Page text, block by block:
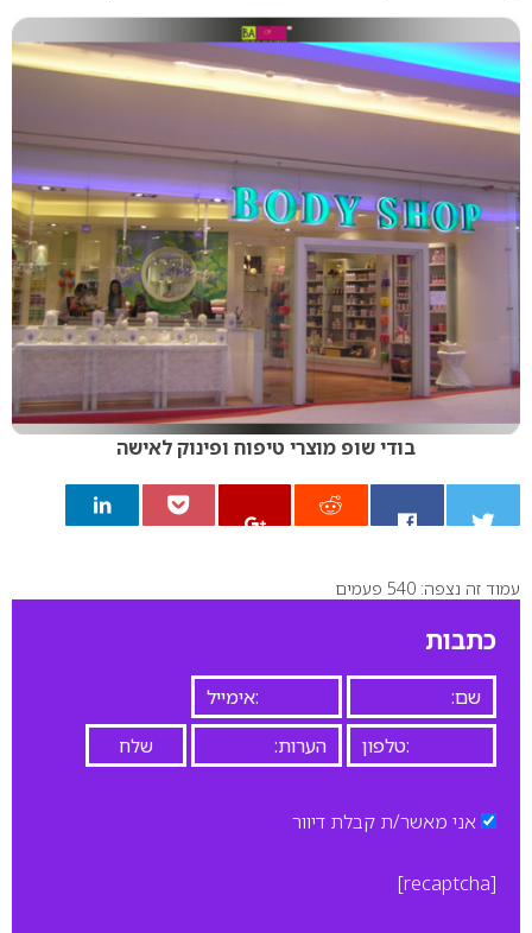
בודי שופ מוצרי טיפוח ופינוק לאישה
0
עמוד זה נצפה: 540 פעמים
כתבות
אני מאשר/ת קבלת דיוור
[recaptcha]